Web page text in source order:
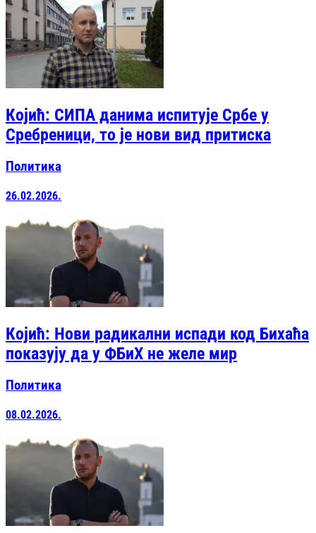
Којић: СИПА данима испитује Србе у
Сребреници, то је нови вид притиска
Политика
26.02.2026.
Којић: Нови радикални испади код Бихаћа
показују да у ФБиХ не желе мир
Политика
08.02.2026.